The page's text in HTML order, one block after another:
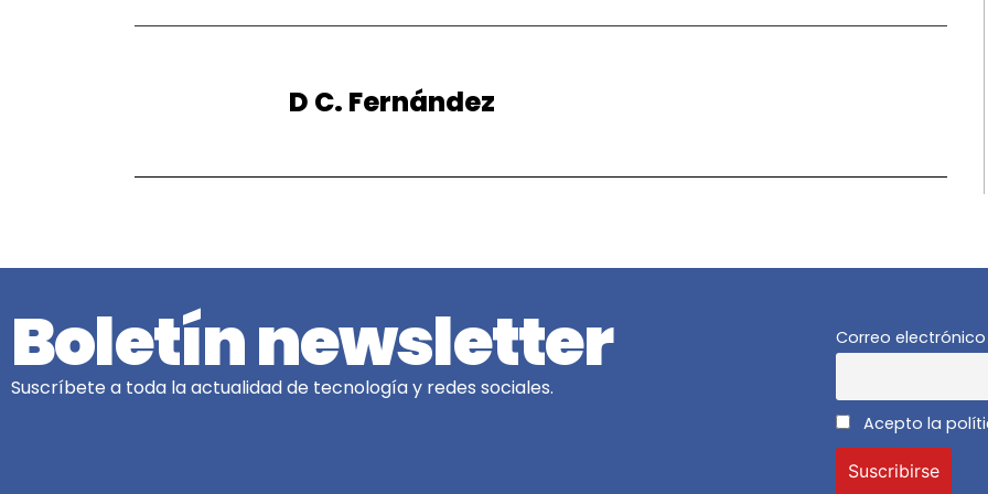
D C. Fernández
Boletín newsletter
Suscríbete a toda la actualidad de tecnología y redes sociales.
Correo electrónico
Acepto la